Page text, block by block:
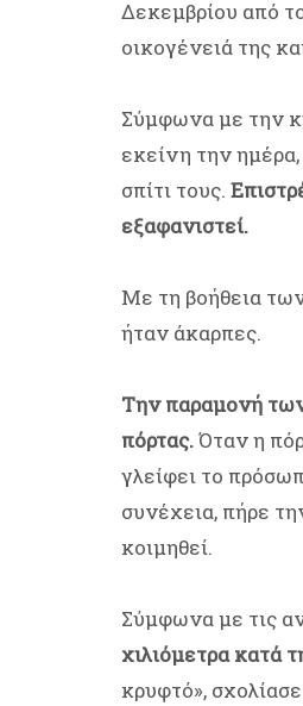
Δεκεμβρίου από
οικογένειά της
Σύμφωνα με την
εκείνη την
σπίτι τους.
εξαφανιστεί.
Με τη βοήθεια
ήταν άκαρπες.
Την παραμονή
πόρτας.Όταν η
γλείφει το
συνέχεια, πήρε
κοιμηθεί.
Σύμφωνα με τις
χιλιόμετρα κατά
κρυφτό», σχολίασε